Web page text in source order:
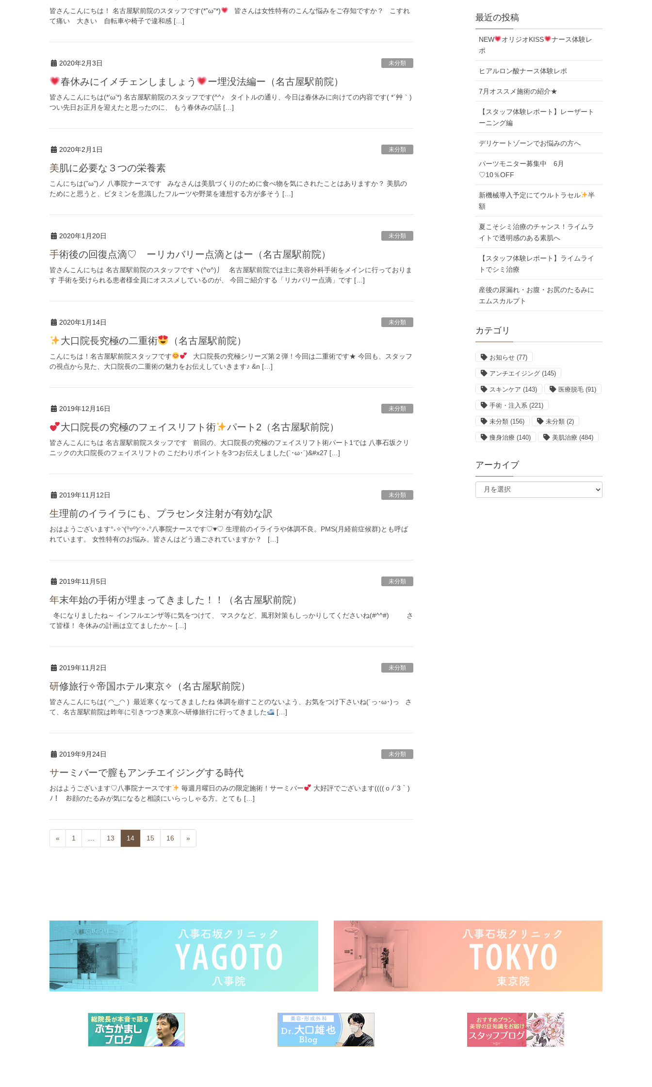
皆さんこんにちは！ 名古屋駅前院のスタッフです(*”ω”*)
皆さんは女性特有のこんな悩みをご存知ですか？ こすれ
て痛い 大きい 自転車や椅子で違和感 […]
2020年2月3日 未分類
春休みにイメチェンしましょう ー埋没法編ー（名古屋駅前院）
皆さんこんにちは(*’ω’*) 名古屋駅前院のスタッフです(^^♪ タイトルの通り、今日は春休みに向けての内容です( *´艸｀)
つい先日お正月を迎えたと思ったのに、 もう春休みの話 […]
2020年2月1日 未分類
美肌に必要な３つの栄養素
こんにちは(”ω”)ノ 八事院ナースです みなさんは美肌づくりのために食べ物を気にされたことはありますか？ 美肌の
ためにと思うと、ビタミンを意識したフルーツや野菜を連想する方が多そう […]
2020年1月20日 未分類
手術後の回復点滴♡ ーリカバリー点滴とはー（名古屋駅前院）
皆さんこんにちは 名古屋駅前院のスタッフですヽ(^o^)丿 名古屋駅前院では主に美容外科手術をメインに行っておりま
す 手術を受けられる患者様全員にオススメしているのが、 今回ご紹介する「リカバリー点滴」です […]
2020年1月14日 未分類
大口院長究極の二重術 （名古屋駅前院）
こんにちは！名古屋駅前院スタッフです
大口院長の究極シリーズ第２弾！今回は二重術です★ 今回も、スタッフ
の視点から見た、大口院長の二重術の魅力をお伝えしていきます♪ &n […]
2019年12月16日 未分類
大口院長の究極のフェイスリフト術 パート2（名古屋駅前院）
皆さんこんにちは 名古屋駅前院スタッフです 前回の、大口院長の究極のフェイスリフト術パート1では 八事石坂クリ
ニックの大口院長のフェイスリフトの こだわりポイントを3つお伝えしました(`･ω･´)&#x27 […]
2019年11月12日 未分類
生理前のイライラにも、プラセンタ注射が有効な訳
おはようございます°˖✧◝(⁰▿⁰)◜✧˖°八事院ナースです♡♥♡ 生理前のイライラや体調不良。PMS(月経前症候群)とも呼ば
れています。 女性特有のお悩み。皆さんはどう過ごされていますか？ […]
2019年11月5日 未分類
年末年始の手術が埋まってきました！！（名古屋駅前院）
冬になりましたね～ インフルエンザ等に気をつけて、 マスクなど、風邪対策もしっかりしてくださいね(#^^#) さ
て皆様！ 冬休みの計画は立てましたか～ […]
2019年11月2日 未分類
研修旅行✧帝国ホテル東京✧（名古屋駅前院）
皆さんこんにちは( ◠‿◠ ) 最近寒くなってきましたね 体調を崩すことのないよう、お気をつけ下さいね(´っ･ω･)っ さ
て、名古屋駅前院は昨年に引きつづき東京へ研修旅行に行ってきました
[…]
2019年9月24日 未分類
サーミバーで膣もアンチエイジングする時代
おはようございます♡八事院ナースです 毎週月曜日のみの限定施術！サーミバー
大好評でございます((((ｏﾉ´3｀)
ﾉ！ お顔のたるみが気になると相談にいらっしゃる方。とても […]
« 1 13 14 15 16 »
最近の投稿
NEW オリジオKISS
ナース体験レ
ポ
ヒアルロン酸ナース体験レポ
7月オススメ施術の紹介★
【スタッフ体験レポート】レーザート
ーニング編
デリケートゾーンでお悩みの方へ
パーツモニター募集中 6月
♡10％OFF
新機械導入予定にてウルトラセル
半
額
夏こそシミ治療のチャンス！ライムラ
イトで透明感のある素肌へ
【スタッフ体験レポート】ライムライ
トでシミ治療
産後の尿漏れ・お腹・お尻のたるみに
エムスカルプト
カテゴリ
お知らせ(77)
アンチエイジング(145)
スキンケア (143) 医療脱毛(91)
手術・注入系(221)
未分類(156) 未分類(2)
痩身治療 (140) 美肌治療 (484)
アーカイブ